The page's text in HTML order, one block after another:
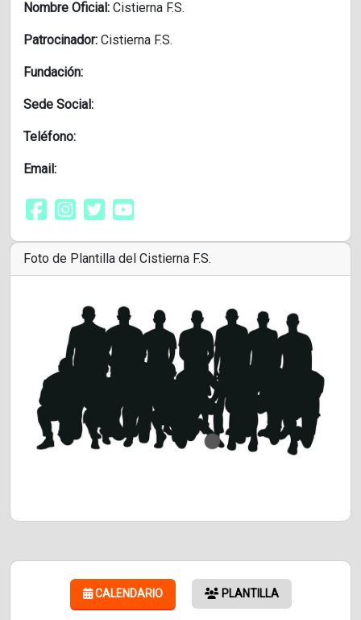
Nombre Oficial: Cistierna F.S.
Patrocinador: Cistierna F.S.
Fundación:
Sede Social:
Teléfono:
Email:
Foto de Plantilla del Cistierna F.S.
CALENDARIO PLANTILLA